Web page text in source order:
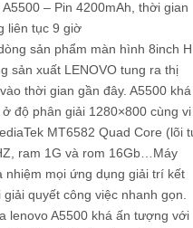
A5500 – Pin 4200mAh, thời gian
liên tục 9 giờ
sản phẩm màn hình 8inch
sản xuất LENOVO tung ra thị
thời gian gần đây. A5500 khá
độ phân giải 1280×800 cùng vi
MT6582 Quad Core (lõi
ram 1G và rom 16Gb…Máy
nhiệm mọi ứng dụng giải trí kết
giải quyết công việc nhanh gọn.
lenovo A5500 khá ấn tượng với